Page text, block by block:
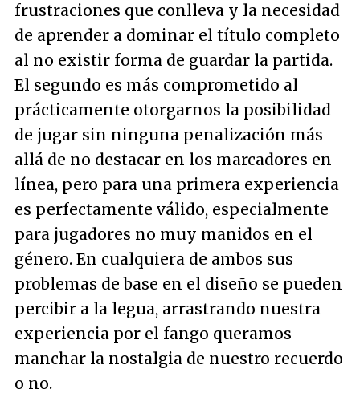
frustraciones que conlleva y la necesidad
de aprender a dominar el título completo
al no existir forma de guardar la partida.
El segundo es más comprometido al
prácticamente otorgarnos la posibilidad
de jugar sin ninguna penalización más
allá de no destacar en los marcadores en
línea, pero para una primera experiencia
es perfectamente válido, especialmente
para jugadores no muy manidos en el
género. En cualquiera de ambos sus
problemas de base en el diseño se pueden
percibir a la legua, arrastrando nuestra
experiencia por el fango queramos
manchar la nostalgia de nuestro recuerdo
o no.